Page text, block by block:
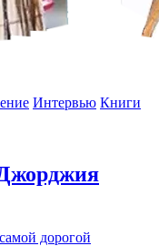
Интервью Книги
дорогой